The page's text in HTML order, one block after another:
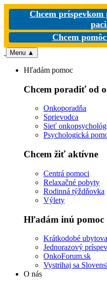
Chcem
Chcem
Menu ▲
Hľadám pomoc
Chcem poradiť od
Onkoporadňa
Sprievodca
Sieť
Psychologická
Chcem žiť aktívne
Centrá pomoci
Relaxačné pobyty
Rodinná týždňovka
Výlety
Hľadám inú pomoc
Krátkodobé
Jednorazový
OnkoForum.sk
Vystrihaj sa
O nás